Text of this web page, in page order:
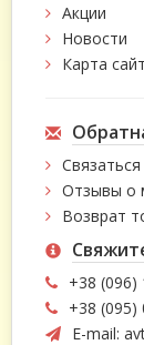
Акции
Новости
Карта
Отзывы о
Возврат
+38 (096)
+38 (095)
E-mail: